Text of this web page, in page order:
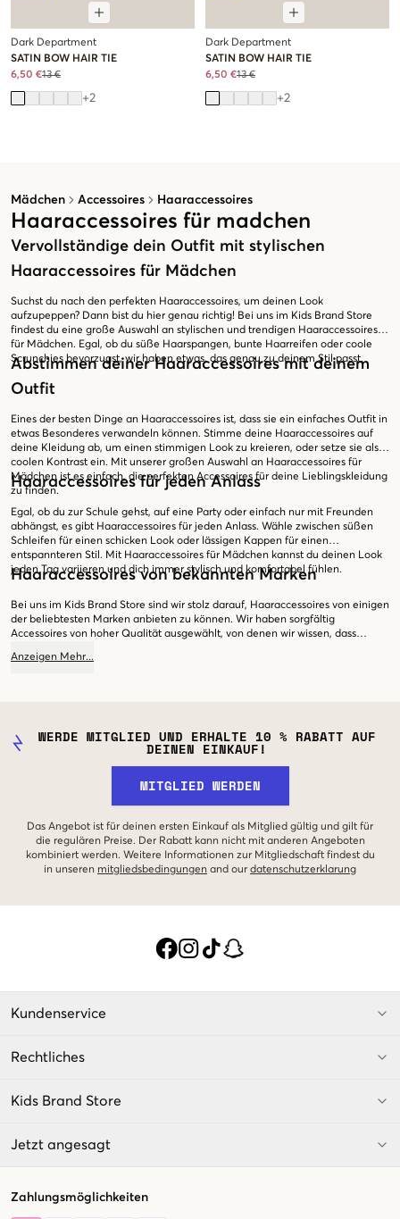
Mädchen Accessoires Haaraccessoires
Haaraccessoires für madchen
Vervollständige dein Outfit mit stylischen
Haaraccessoires für Mädchen
Suchst du nach den perfekten Haaraccessoires, um deinen Look
aufzupeppen? Dann bist du hier genau richtig! Bei uns im Kids Brand Store
findest du eine große Auswahl an stylischen und trendigen Haaraccessoires
für Mädchen. Egal, ob du süße Haarspangen, bunte Haarreifen oder coole
Scrunchies bevorzugst, wir haben etwas, das genau zu deinem Stil passt.
Abstimmen deiner Haaraccessoires mit deinem
Outfit
Eines der besten Dinge an Haaraccessoires ist, dass sie ein einfaches Outfit in
etwas Besonderes verwandeln können. Stimme deine Haaraccessoires auf
deine Kleidung ab, um einen stimmigen Look zu kreieren, oder setze sie als
coolen Kontrast ein. Mit unserer großen Auswahl an Haaraccessoires für
Mädchen ist es einfach, die perfekten Accessoires für deine Lieblingskleidung
zu finden.
Haaraccessoires für jeden Anlass
Egal, ob du zur Schule gehst, auf eine Party oder einfach nur mit Freunden
abhängst, es gibt Haaraccessoires für jeden Anlass. Wähle zwischen süßen
Schleifen für einen schicken Look oder lässigen Kappen für einen
entspannteren Stil. Mit Haaraccessoires für Mädchen kannst du deinen Look
jeden Tag variieren und dich immer stylisch und komfortabel fühlen.
Haaraccessoires von bekannten Marken
Bei uns im Kids Brand Store sind wir stolz darauf, Haaraccessoires von einigen
der beliebtesten Marken anbieten zu können. Wir haben sorgfältig
Accessoires von hoher Qualität ausgewählt, von denen wir wissen, dass
trendigen Scrunchies - hier findest du garantiert deine neuen
deines Outfits werden!
Anzeigen Mehr...
Dark Department
SATIN BOW HAIR TIE
6,50 €13 €
+2
Dark Department
SATIN BOW HAIR TIE
6,50 €13 €
+2
WERDE MITGLIED UND ERHALTE 10 % RABATT AUF
DEINEN EINKAUF!
MITGLIED WERDEN
Das Angebot ist für deinen ersten Einkauf als Mitglied gültig und gilt für
die regulären Preise. Der Rabatt kann nicht mit anderen Angeboten
kombiniert werden. Weitere Informationen zur Mitgliedschaft findest du
in unseren mitgliedsbedingungen and our datenschutzerklarung
Kundenservice
Rechtliches
Kids Brand Store
Jetzt angesagt
Zahlungsmöglichkeiten